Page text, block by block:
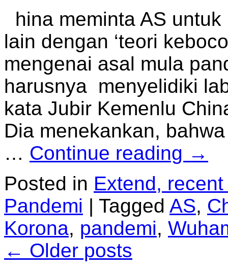
hina meminta AS
lain dengan ‘teori
mengenai asal mula
harusnya menyelidiki
kata Jubir Kemenlu
Dia menekankan,
… Continue reading →
Posted in Extend,
Pandemi | Tagged AS,
Korona, pandemi,
← Older posts